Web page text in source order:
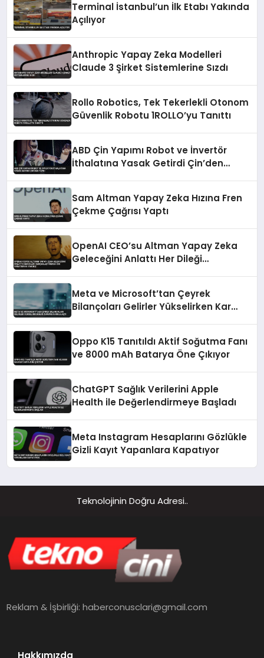
Terminal İstanbul’un İlk Etabı Yakında
Açılıyor
Anthropic Yapay Zeka Modelleri
Claude 3 Şirket Sistemlerine Sızdı
Rollo Robotics, Tek Tekerlekli Otonom
Güvenlik Robotu 1ROLLO’yu Tanıttı
ABD Çin Yapımı Robot ve İnvertör
İthalatına Yasak Getirdi Çin’den
Sam Altman Yapay Zeka Hızına Fren
Çekme Çağrısı Yaptı
OpenAI CEO’su Altman Yapay Zeka
Geleceğini Anlattı Her Dileği
Meta ve Microsoft’tan Çeyrek
Bilançoları Gelirler Yükselirken Kar
Oppo K15 Tanıtıldı Aktif Soğutma Fanı
ve 8000 mAh Batarya Öne Çıkıyor
ChatGPT Sağlık Verilerini Apple
Health ile Değerlendirmeye Başladı
Meta Instagram Hesaplarını Gözlükle
Gizli Kayıt Yapanlara Kapatıyor
Teknolojinin Doğru Adresi..
Reklam & İşbirliği:haberconusclari@gmail.com
Hakkımızda